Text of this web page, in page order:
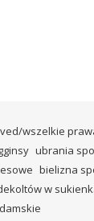
wszelkie
ubrania
bielizna
w